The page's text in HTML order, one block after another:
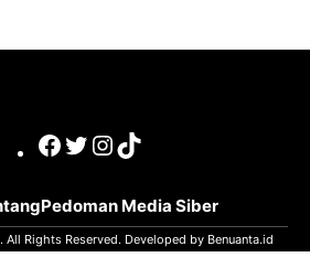
Facebook
Twitter
Instagram
TikTok
Pedoman Media Siber
Rights Reserved. Developed by Benuanta.id